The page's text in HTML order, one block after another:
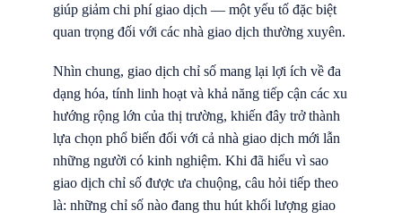
giúp giảm chi phí giao dịch — một yếu tố đặc biệt
quan trọng đối với các nhà giao dịch thường xuyên.
Nhìn chung, giao dịch chỉ số mang lại lợi ích về đa
dạng hóa, tính linh hoạt và khả năng tiếp cận các xu
hướng rộng lớn của thị trường, khiến đây trở thành
lựa chọn phổ biến đối với cả nhà giao dịch mới lẫn
những người có kinh nghiệm. Khi đã hiểu vì sao
giao dịch chỉ số được ưa chuộng, câu hỏi tiếp theo
là: những chỉ số nào đang thu hút khối lượng giao